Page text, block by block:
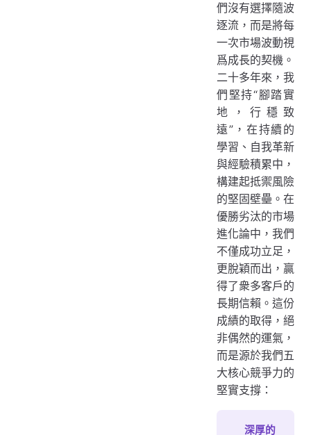
們沒有選擇隨波
逐流，而是將每
一次市場波動視
爲成長的契機。
二十多年來，我
們堅持“腳踏實
地，行穩致
遠”，在持續的
學習、自我革新
與經驗積累中，
構建起抵禦風險
的堅固壁壘。在
優勝劣汰的市場
進化論中，我們
不僅成功立足，
更脫穎而出，贏
得了衆多客戶的
長期信賴。這份
成績的取得，絕
非偶然的運氣，
而是源於我們五
大核心競爭力的
堅實支撐：
深厚的